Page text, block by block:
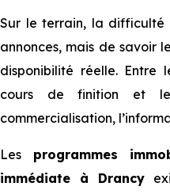
Sur le terrain, la difficulté
annonces, mais de savoir
disponibilité réelle. Entre
cours de finition et
commercialisation,
Les programmes
immédiate à Drancy